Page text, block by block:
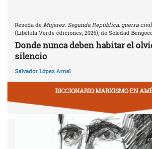
Reseña de Mujeres. Segunda República, guerra
(Libélula Verde ediciones, 2026), de Soledad
Donde nunca deben habitar el
silencio
Salvador López Arnal
DICCIONARIO MARXISMO EN